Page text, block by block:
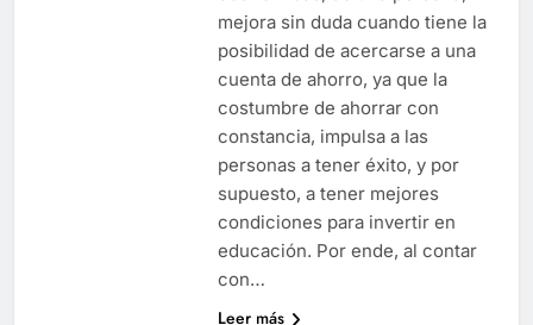
mejora sin duda cuando tiene la
posibilidad de acercarse a una
cuenta de ahorro, ya que la
costumbre de ahorrar con
constancia, impulsa a las
personas a tener éxito, y por
supuesto, a tener mejores
condiciones para invertir en
educación. Por ende, al contar
con…
Leer más